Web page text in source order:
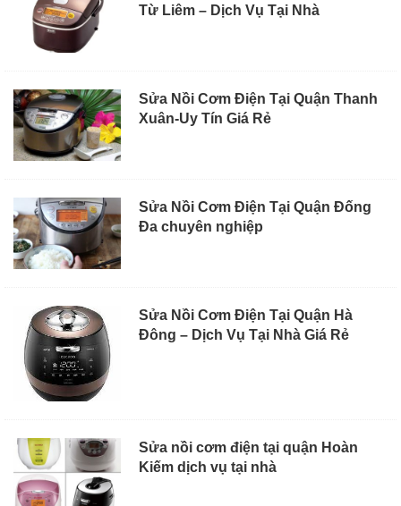
Từ Liêm – Dịch Vụ Tại Nhà
Sửa Nồi Cơm Điện Tại Quận Thanh
Xuân-Uy Tín Giá Rẻ
Sửa Nồi Cơm Điện Tại Quận Đống
Đa chuyên nghiệp
Sửa Nồi Cơm Điện Tại Quận Hà
Đông – Dịch Vụ Tại Nhà Giá Rẻ
Sửa nồi cơm điện tại quận Hoàn
Kiếm dịch vụ tại nhà